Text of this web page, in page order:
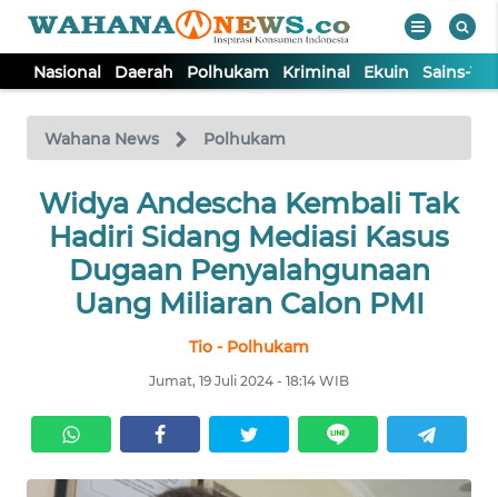
Nasional Daerah Polhukam Kriminal Ekuin Sains-
Wahana News Polhukam
Widya Andescha Kembali Tak
Hadiri Sidang Mediasi Kasus
Dugaan Penyalahgunaan
Uang Miliaran Calon PMI
Tio - Polhukam
Jumat, 19 Juli 2024 - 18:14 WIB
TV
Tutup
NASIONAL
DAERAH
EKUIN